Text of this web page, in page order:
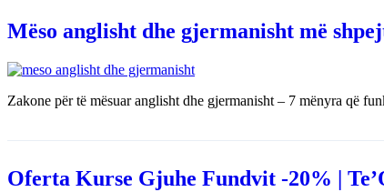
Mëso anglisht dhe gjermanisht më
Zakone për të mësuar anglisht dhe gjermanisht – 7 mënyra që
Oferta Kurse Gjuhe Fundvit -20% |